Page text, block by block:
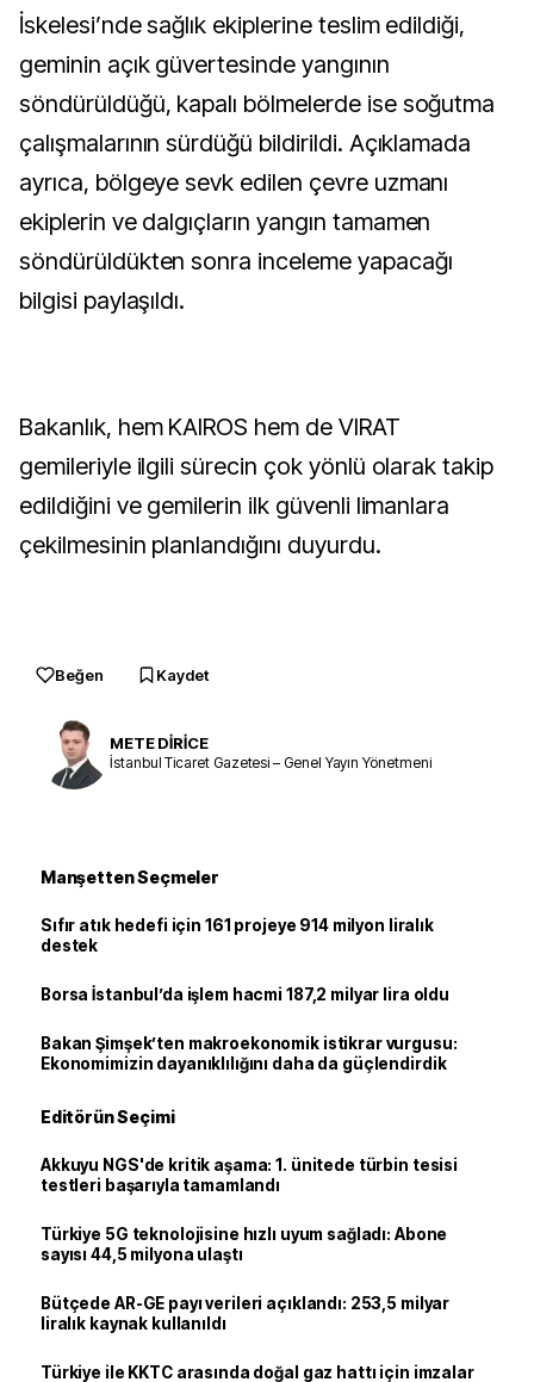
İskelesi’nde sağlık ekiplerine teslim edildiği,
geminin açık güvertesinde yangının
söndürüldüğü, kapalı bölmelerde ise soğutma
çalışmalarının sürdüğü bildirildi. Açıklamada
ayrıca, bölgeye sevk edilen çevre uzmanı
ekiplerin ve dalgıçların yangın tamamen
söndürüldükten sonra inceleme yapacağı
bilgisi paylaşıldı.
Bakanlık, hem KAIROS hem de VIRAT
gemileriyle ilgili sürecin çok yönlü olarak takip
edildiğini ve gemilerin ilk güvenli limanlara
çekilmesinin planlandığını duyurdu.
Beğen Kaydet
METE DİRİCE
İstanbul Ticaret Gazetesi – Genel Yayın Yönetmeni
Manşetten Seçmeler
Sıfır atık hedefi için 161 projeye 914 milyon liralık
destek
Borsa İstanbul’da işlem hacmi 187,2 milyar lira oldu
Bakan Şimşek’ten makroekonomik istikrar vurgusu:
Ekonomimizin dayanıklılığını daha da güçlendirdik
Editörün Seçimi
Akkuyu NGS'de kritik aşama: 1. ünitede türbin tesisi
testleri başarıyla tamamlandı
Türkiye 5G teknolojisine hızlı uyum sağladı: Abone
sayısı 44,5 milyona ulaştı
Bütçede AR-GE payı verileri açıklandı: 253,5 milyar
liralık kaynak kullanıldı
Türkiye ile KKTC arasında doğal gaz hattı için imzalar